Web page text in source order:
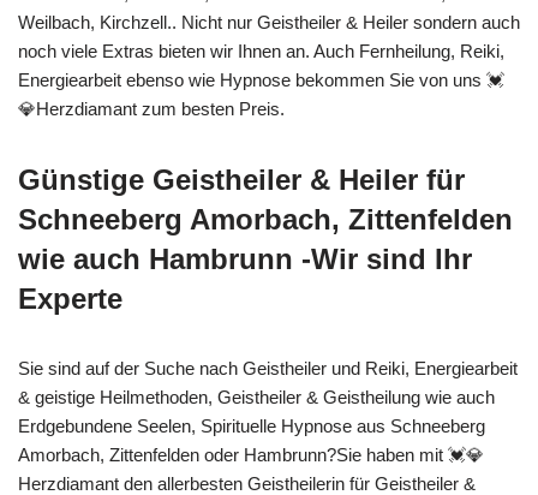
Weilbach, Kirchzell.. Nicht nur Geistheiler & Heiler sondern auch
noch viele Extras bieten wir Ihnen an. Auch Fernheilung, Reiki,
Energiearbeit ebenso wie Hypnose bekommen Sie von uns 💓️
💎Herzdiamant zum besten Preis.
Günstige Geistheiler & Heiler für
Schneeberg Amorbach, Zittenfelden
wie auch Hambrunn -Wir sind Ihr
Experte
Sie sind auf der Suche nach Geistheiler und Reiki, Energiearbeit
& geistige Heilmethoden, Geistheiler & Geistheilung wie auch
Erdgebundene Seelen, Spirituelle Hypnose aus Schneeberg
Amorbach, Zittenfelden oder Hambrunn?Sie haben mit 💓️💎
Herzdiamant den allerbesten Geistheilerin für Geistheiler &